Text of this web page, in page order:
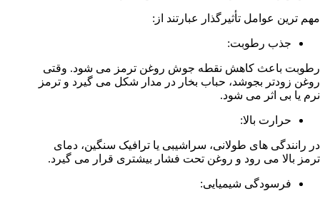
مهم ترین عوامل تأثیرگذار عبارتند از:
جذب رطوبت:
رطوبت باعث کاهش نقطه جوش روغن ترمز می شود. وقتی
روغن زودتر بجوشد، حباب بخار در مدار شکل می گیرد و ترمز
نرم یا بی اثر می شود.
حرارت بالا:
در رانندگی های طولانی، سراشیبی یا ترافیک سنگین، دمای
ترمز بالا می رود و روغن تحت فشار بیشتری قرار می گیرد.
فرسودگی شیمیایی: